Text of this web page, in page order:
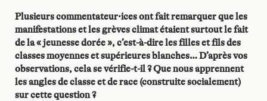
Plusieurs commentateur·ices ont fait remarquer que les
manifestations et les grèves climat étaient surtout le fait
de la « jeunesse dorée », c’est-à-dire les filles et fils des
classes moyennes et supérieures blanches… D’après vos
observations, cela se vérifie-t-il ? Que nous apprennent
les angles de classe et de race (construite socialement)
sur cette question ?